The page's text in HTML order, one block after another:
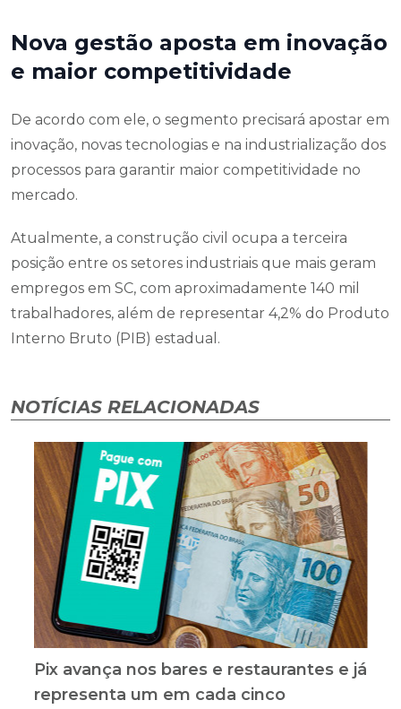
Nova gestão aposta em inovação
e maior competitividade
De acordo com ele, o segmento precisará apostar em
inovação, novas tecnologias e na industrialização dos
processos para garantir maior competitividade no
mercado.
Atualmente, a construção civil ocupa a terceira
posição entre os setores industriais que mais geram
empregos em SC, com aproximadamente 140 mil
trabalhadores, além de representar 4,2% do Produto
Interno Bruto (PIB) estadual.
NOTÍCIAS RELACIONADAS
Pix avança nos bares e restaurantes e já
representa um em cada cinco